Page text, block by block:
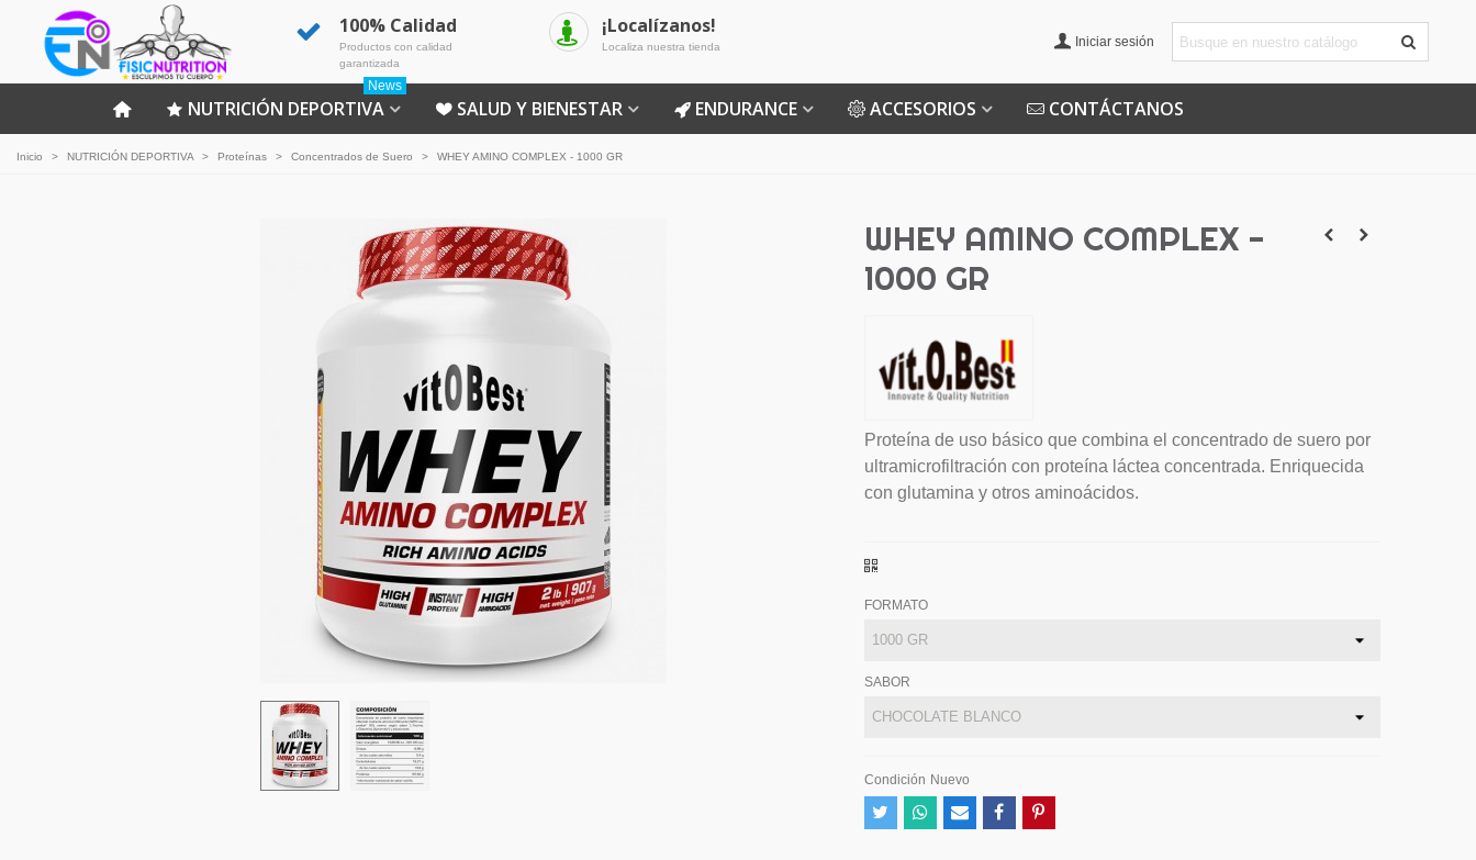
100% Calidad
Productos con calidad
garantizada
¡Localízanos!
Localiza nuestra tienda Iniciar sesión
NUTRICIÓN DEPORTIVA
News
SALUD Y BIENESTAR ENDURANCE ACCESORIOS CONTÁCTANOS
Inicio > NUTRICIÓN DEPORTIVA > Proteínas > Concentrados de Suero > WHEY AMINO COMPLEX - 1000 GR
WHEY AMINO COMPLEX -
1000 GR
Proteína de uso básico que combina el concentrado de suero por
ultramicrofiltración con proteína láctea concentrada. Enriquecida
con glutamina y otros aminoácidos.
FORMATO
SABOR
Condición Nuevo